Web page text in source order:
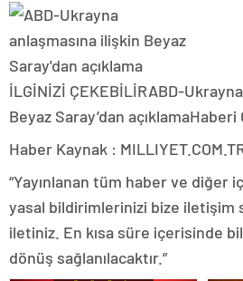
İLGİNİZİ ÇEKEBİLİRABD-
Beyaz Saray’dan açıklamaHaberi
Haber Kaynak :
“Yayınlanan tüm haber ve diğer
yasal bildirimlerinizi bize iletişim
iletiniz. En kısa süre içerisinde
dönüş sağlanılacaktır.”